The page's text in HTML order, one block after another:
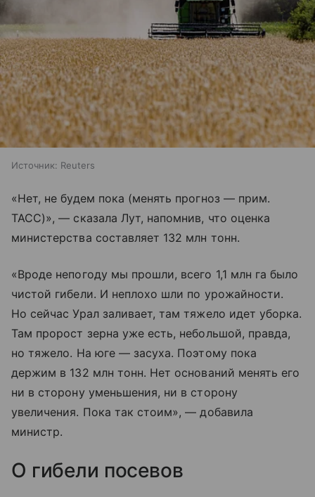
Источник: Reuters
«Нет, не будем пока (менять прогноз — прим.
ТАСС)», — сказала Лут, напомнив, что оценка
министерства составляет 132 млн тонн.
«Вроде непогоду мы прошли, всего 1,1 млн га было
чистой гибели. И неплохо шли по урожайности.
Но сейчас Урал заливает, там тяжело идет уборка.
Там пророст зерна уже есть, небольшой, правда,
но тяжело. На юге — засуха. Поэтому пока
держим в 132 млн тонн. Нет оснований менять его
ни в сторону уменьшения, ни в сторону
увеличения. Пока так стоим», — добавила
министр.
О гибели посевов